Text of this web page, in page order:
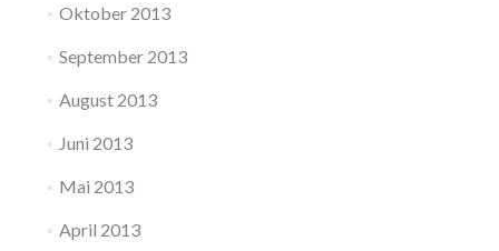
Oktober 2013
September 2013
August 2013
Juni 2013
Mai 2013
April 2013